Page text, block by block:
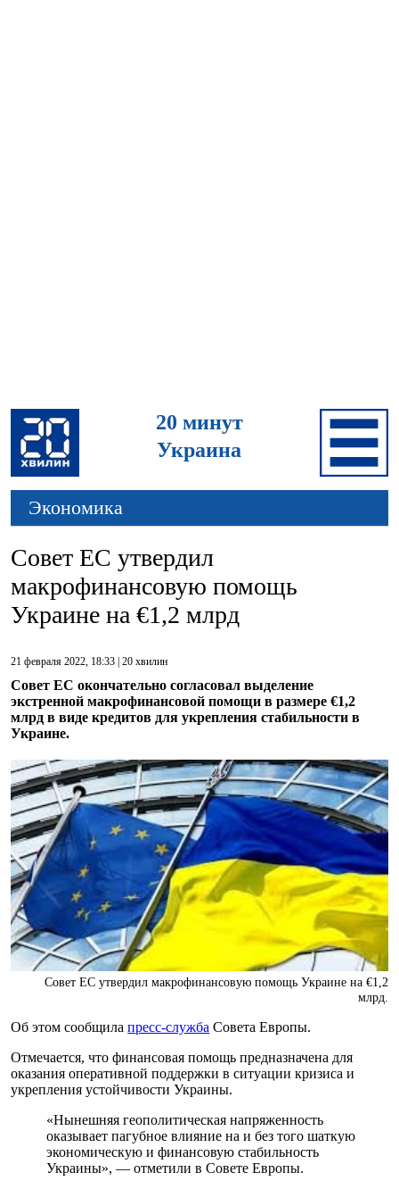
20 минут
Украина
Экономика
Совет ЕС утвердил
макрофинансовую помощь
Украине на €1,2 млрд
21 февраля 2022, 18:33 |20 хвилин
Совет ЕС окончательно согласовал выделение
экстренной макрофинансовой помощи в размере €1,2
млрд в виде кредитов для укрепления стабильности в
Украине.
Совет ЕС утвердил макрофинансовую помощь Украине на €1,2
млрд.
Об этом сообщилапресс-служба Совета Европы.
Отмечается, что финансовая помощь предназначена для
оказания оперативной поддержки в ситуации кризиса и
укрепления устойчивости Украины.
«Нынешняя геополитическая напряженность
оказывает пагубное влияние на и без того шаткую
экономическую и финансовую стабильность
Украины», — отметили в Совете Европы.